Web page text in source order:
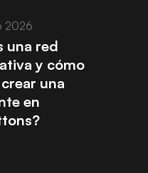
2026
una red
y cómo
una
en